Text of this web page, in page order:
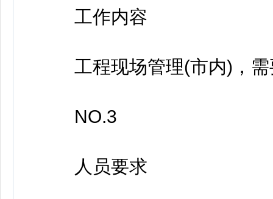
工作内容
工程现场管理(市内)，需
NO.3
人员要求